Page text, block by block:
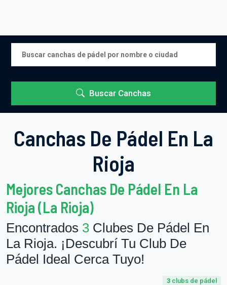
Buscar Canchas
Canchas De Pádel En La
Rioja
Mejores Canchas De Pádel En La
Rioja (La Rioja)
Encontrados 3 Clubes De Pádel En
La Rioja. ¡Descubrí Tu Club De
Pádel Ideal Cerca Tuyo!
3 clubs de pádel